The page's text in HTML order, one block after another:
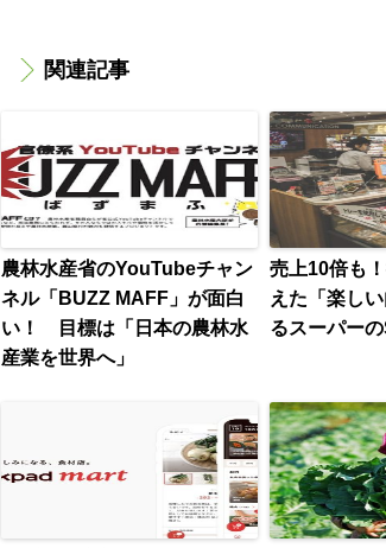
関連記事
農林水産省のYouTubeチャン
ネル「BUZZ MAFF」が面白
い！ 目標は「日本の農林水
産業を世界へ」
売上10倍も
えた「楽し
るスーパー